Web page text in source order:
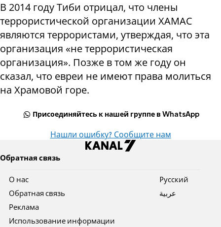
В 2014 году Тиби отрицал, что члены
террористической организации ХАМАС
являются террористами, утверждая, что эта
организация «не террористическая
организация». Позже в том же году он
сказал, что евреи не имеют права молиться
на Храмовой горе.
Присоединяйтесь к нашей группе в WhatsApp
Нашли ошибку? Сообщите нам
Обратная связь
О нас
Обратная связь
Реклама
Использование информации
Pусский
عربية